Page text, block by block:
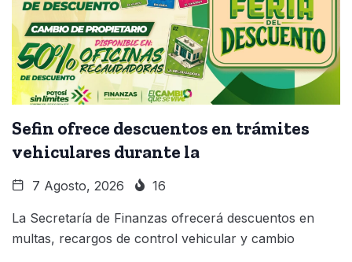
Sefin ofrece descuentos en trámites
vehiculares durante la
7 Agosto, 2026 16
La Secretaría de Finanzas ofrecerá descuentos en
multas, recargos de control vehicular y cambio